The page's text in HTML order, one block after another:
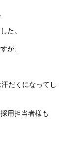
た。
が、
だくになってし
用担当者様も